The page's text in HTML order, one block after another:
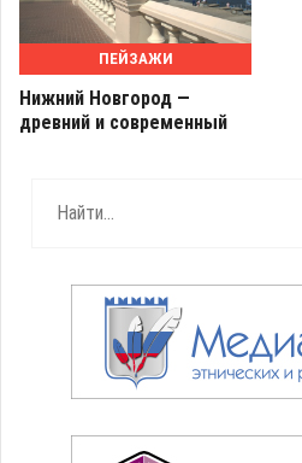
ПЕЙЗАЖИ
Нижний Новгород —
древний и современный